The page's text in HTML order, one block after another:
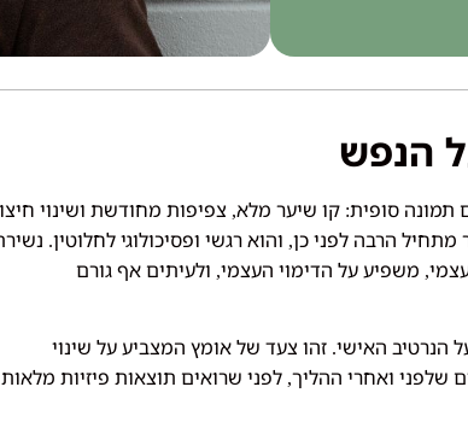
הנפש
תמונה סופית: קו שיער מלא, צפיפות מחודשת ושינוי
הרבה לפני כן, והוא רגשי ופסיכולוגי לחלוטין.
, משפיע על הדימוי העצמי, ולעיתים אף גורם
הנרטיב האישי. זהו צעד של אומץ המצביע על שינוי
שלפני ואחרי ההליך, לפני שרואים תוצאות פיזיות מלאות